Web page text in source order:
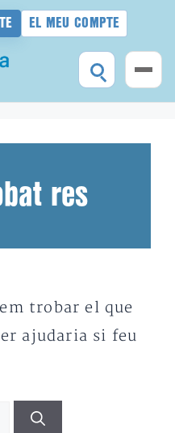
EL MEU COMPTE
res
trobar el que
ajudaria si feu